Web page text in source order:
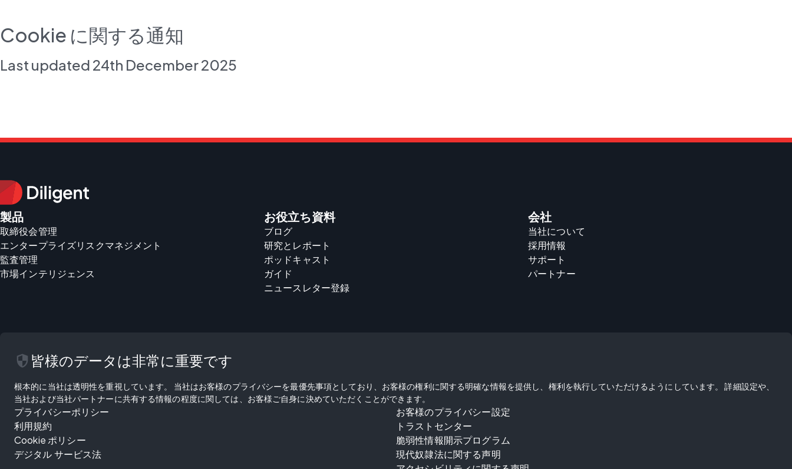
Cookie に関する通知
Last updated 24th December 2025
製品
取締役会管理
エンタープライズリスクマネジメント
監査管理
市場インテリジェンス
お役立ち資料
ブログ
研究とレポート
ポッドキャスト
ガイド
ニュースレター登録
会社
当社について
採用情報
サポート
パートナー
security 皆様のデータは非常に重要です
根本的に当社は透明性を重視しています。 当社はお客様のプライバシーを最優先事項としており、お客様の権利に関する明確な情報を提供し、権利を執行していただけるようにしています。 詳細設定や、
当社および当社パートナーに共有する情報の程度に関しては、お客様ご自身に決めていただくことができます。
プライバシーポリシー
利用規約
Cookie ポリシー
デジタル サービス法
お客様のプライバシー設定
トラストセンター
脆弱性情報開示プログラム
現代奴隷法に関する声明